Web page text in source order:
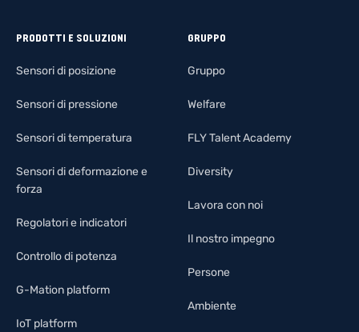
PRODOTTI E SOLUZIONI
Sensori di posizione
Sensori di pressione
Sensori di temperatura
Sensori di deformazione e
forza
Regolatori e indicatori
Controllo di potenza
G-Mation platform
IoT platform
GRUPPO
Gruppo
Welfare
FLY Talent Academy
Diversity
Lavora con noi
Il nostro impegno
Persone
Ambiente